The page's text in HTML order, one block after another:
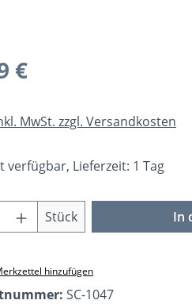
Preis:
€
MwSt. zzgl. Versandkosten
verfügbar, Lieferzeit: 1 Tag
Anzahl: Gib den
Stück In
hinzufügen
SC-1047